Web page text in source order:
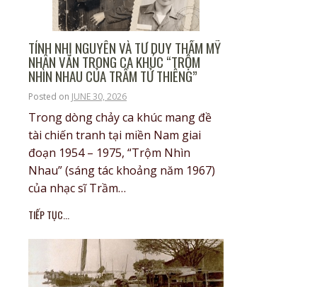
TÍNH NHỊ NGUYÊN VÀ TƯ DUY THẨM MỸ
NHÂN VĂN TRONG CA KHÚC “TRỘM
NHÌN NHAU CỦA TRẦM TỬ THIÊNG”
Posted on JUNE 30, 2026
Trong dòng chảy ca khúc mang đề
tài chiến tranh tại miền Nam giai
đoạn 1954 – 1975, “Trộm Nhìn
Nhau” (sáng tác khoảng năm 1967)
của nhạc sĩ Trầm…
TIẾP TỤC...